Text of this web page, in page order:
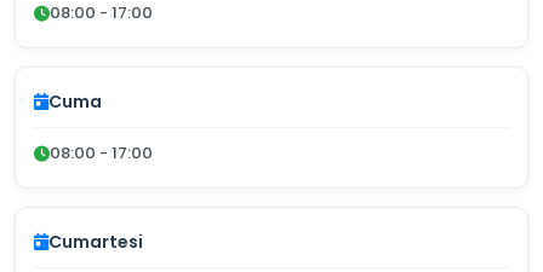
08:00 - 17:00
Cuma
08:00 - 17:00
Cumartesi